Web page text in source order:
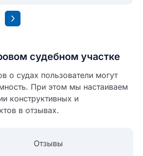
судебном участке
о судах пользователи могут
При этом мы настаиваем
конструктивных и
в отзывах.
Отзывы